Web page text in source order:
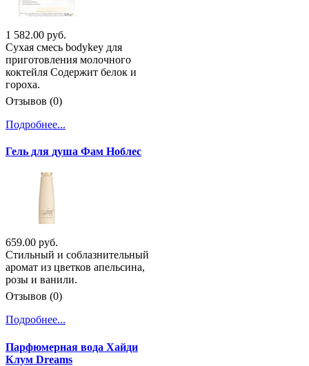
1 582.00 руб.
Сухая смесь bodykey для
приготовления молочного
коктейля Содержит белок и
гороха.
Отзывов (0)
Подробнее...
Гель для душа Фам Ноблес
659.00 руб.
Стильный и соблазнительный
аромат из цветков апельсина,
розы и ванили.
Отзывов (0)
Подробнее...
Парфюмерная вода Хайди
Клум Dreams